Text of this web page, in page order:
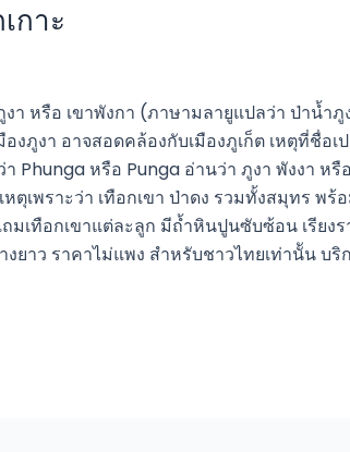
กาะ
งา หรือ เขาพังกา (ภาษามลายูแปลว่า ป่าน้ำ
งา อาจสอดคล้องกับเมืองภูเก็ต เหตุที่ชื่อเ
Phunga หรือ Punga อ่านว่า ภูงา พังงา ห
ตุเพราะว่า เทือกเขา ป่าดง รวมทั้งสมุทร พ
เทือกเขาแต่ละลูก มีถ้ำหินปูนซับซ้อน เรียงร
ยาว ราคาไม่แพง สำหรับชาวไทยเท่านััน บริ